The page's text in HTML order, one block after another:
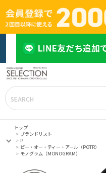
トップ
ブランドリスト
P
ピー・オー・ティー・アール（POTR）
モノグラム（MONOGRAM）